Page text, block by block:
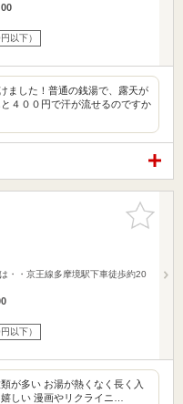
以下）
ました！普通の銭湯で、露天が
４００円で汗が流せるのですか
お気に入
りに追加
・・京王線多摩境駅下車徒歩約20
以下）
が多い お湯が熱くなく長く入
しい 漫画やリクライニ…